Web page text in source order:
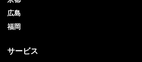
広島
福岡
サービス